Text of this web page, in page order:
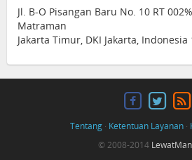
Jl. B-O Pisangan Baru No. 10 RT
Matraman
Jakarta Timur, DKI Jakarta, Indonesia
Tentang· Ketentuan Layanan·
© 2008-2014